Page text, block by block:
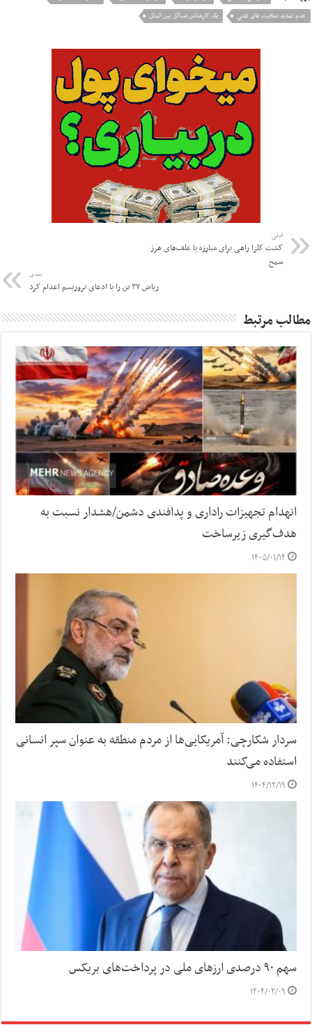
عدم تمدید معافیت های نفتی
یک کارشناس مسائل بین الملل
قبلی
کشت کلزا راهی برای مبارزه با علف‌های هرز
سمج
بعدی
ریاض ۳۷ تن را با ادعای تروریسم اعدام کرد
مطالب مرتبط
انهدام تجهیزات راداری و پدافندی دشمن/هشدار نسبت به
هدف‌گیری زیرساخت‌
۱۴۰۵/۰۱/۱۴
سردار شکارچی: آمریکایی‌ها از مردم منطقه به عنوان سپر انسانی
استفاده می‌کنند
۱۴۰۴/۱۲/۱۹
سهم ۹۰ درصدی ارزهای ملی در پرداخت‌های بریکس
۱۴۰۴/۰۲/۰۹